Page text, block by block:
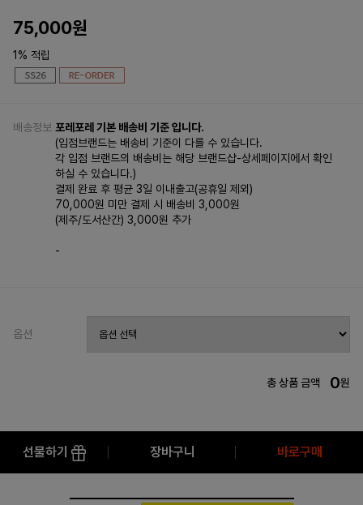
75,000원
1% 적립
배송정보 포레포레 기본 배송비 기준 입니다.
(입점브랜드는 배송비 기준이 다를 수 있습니다.
각 입점 브랜드의 배송비는 해당 브랜드샵-상세페이지에서 확인
하실 수 있습니다.)
결제 완료 후 평균 3일 이내출고(공휴일 제외)
70,000원 미만 결제 시 배송비 3,000원
(제주/도서산간) 3,000원 추가
-
옵션
총 상품 금액 0원
선물하기 장바구니 바로구매